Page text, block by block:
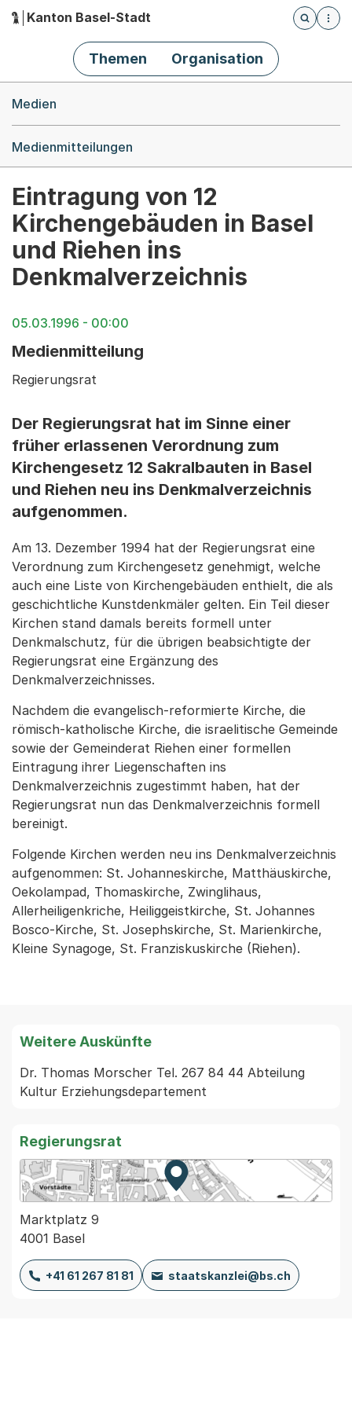
Hauptnavigation
Kanton Basel-Stadt
Öffnet
Themen Organisation
Medien
Medienmitteilungen
Eintragung von 12
Kirchengebäuden in Basel
und Riehen ins
Denkmalverzeichnis
05.03.1996 - 00:00
Medienmitteilung
Regierungsrat
Der Regierungsrat hat im Sinne einer
früher erlassenen Verordnung zum
Kirchengesetz 12 Sakralbauten in Basel
und Riehen neu ins Denkmalverzeichnis
aufgenommen.
Am 13. Dezember 1994 hat der Regierungsrat eine
Verordnung zum Kirchengesetz genehmigt, welche
auch eine Liste von Kirchengebäuden enthielt, die als
geschichtliche Kunstdenkmäler gelten. Ein Teil dieser
Kirchen stand damals bereits formell unter
Denkmalschutz, für die übrigen beabsichtigte der
Regierungsrat eine Ergänzung des
Denkmalverzeichnisses.
Nachdem die evangelisch-reformierte Kirche, die
römisch-katholische Kirche, die israelitische Gemeinde
sowie der Gemeinderat Riehen einer formellen
Eintragung ihrer Liegenschaften ins
Denkmalverzeichnis zugestimmt haben, hat der
Regierungsrat nun das Denkmalverzeichnis formell
bereinigt.
Folgende Kirchen werden neu ins Denkmalverzeichnis
aufgenommen: St. Johanneskirche, Matthäuskirche,
Oekolampad, Thomaskirche, Zwinglihaus,
Allerheiligenkriche, Heiliggeistkirche, St. Johannes
Bosco-Kirche, St. Josephskirche, St. Marienkirche,
Kleine Synagoge, St. Franziskuskirche (Riehen).
Weitere Auskünfte
Dr. Thomas Morscher Tel. 267 84 44 Abteilung
Regierungsrat
Zur Karte von MapBS.
Externer Link, wird in einem
Marktplatz 9
4001 Basel
+41 61 267 81 81 staatskanzlei@bs.ch